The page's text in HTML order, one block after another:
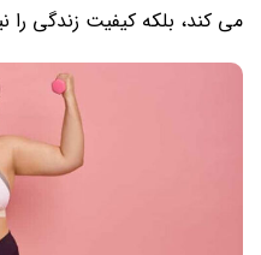
می کند، بلکه کیفیت زندگی را